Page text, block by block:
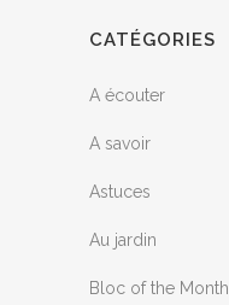
CATÉGORIES
A écouter
A savoir
Astuces
Au jardin
Bloc of the Month